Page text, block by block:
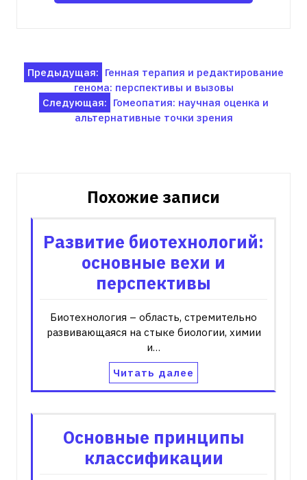
Навигация
записям
Предыдущая: Генная терапия и редактирование
генома: перспективы и вызовы
Следующая: Гомеопатия: научная оценка и
альтернативные точки зрения
Похожие записи
Развитие биотехнологий:
основные вехи и
перспективы
Биотехнология – область, стремительно
развивающаяся на стыке биологии, химии
и…
Читать далее
Основные принципы
классификации